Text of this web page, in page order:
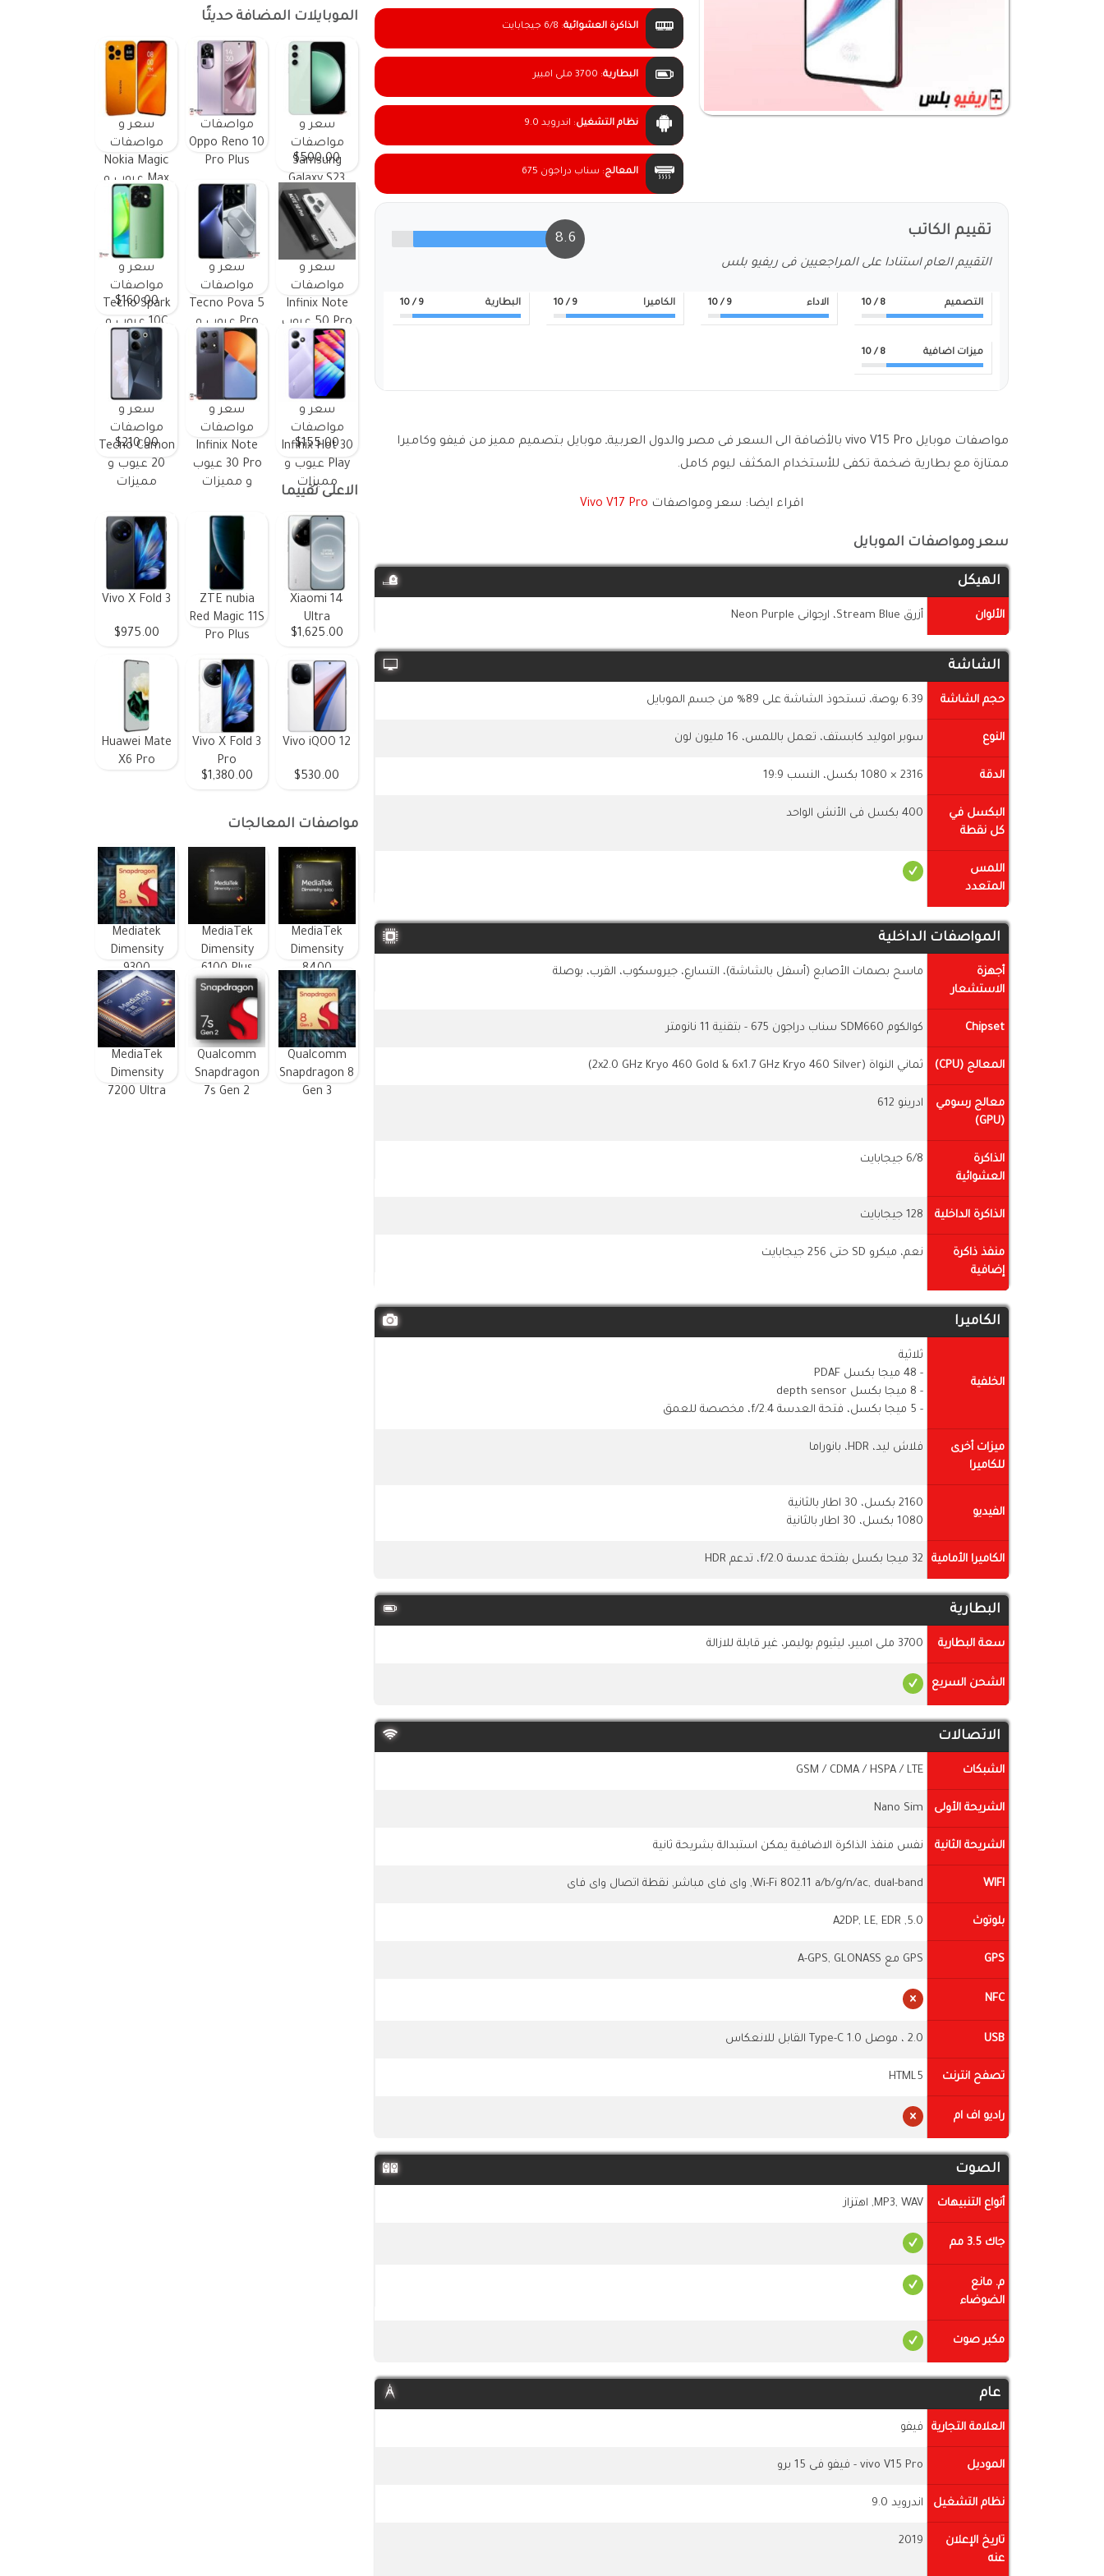
الذاكرة العشوائية: 6/8 جيجابايت
البطارية: 3700 ملى امبير
نظام التشغيل: اندرويد 9.0
المعالج: سناب دراجون 675
تقييم الكاتب
التقييم العام استنادا على المراجعيين فى ريفيو بلس
8.6
التصميم 8
/ 10 الاداء 9
/ 10 الكاميرا 9
/ 10 البطارية 9
/ 10
ميزات اضافية 8
/ 10
مواصفات موبايل vivo V15 Pro بالأضافة الى السعر فى مصر والدول العربيةـ موبايل بتصميم مميز من فيفو وكاميرا
ممتازة مع بطارية ضخمة تكفى للأستخدام المكثف ليوم كامل.
اقراء ايضا: سعر ومواصفات Vivo V17 Pro
سعر ومواصفات الموبايل
الهيكل
الألوان أزرق Stream Blue، ارجوانى Neon Purple
الشاشة
حجم الشاشة 6.39 بوصة، تستحوذ الشاشة على 89% من جسم الموبايل
النوع سوبر اموليد كابستف، تعمل باللمس، 16 مليون لون
الدقة 2316 × 1080 بكسل، النسب 19:9
البكسل في
كل نقطة
400 بكسل فى الأنش الواحد
اللمس
المتعدد
المواصفات الداخلية
أجهزة
الاستشعار
ماسح بصمات الأصابع (أسفل بالشاشة)، التسارع، جيروسكوب، القرب، بوصلة
Chipset كوالكوم SDM660 سناب دراجون 675 - بتقنية 11 نانومتر
المعالج (CPU) ثماني النواة (2x2.0 GHz Kryo 460 Gold & 6x1.7 GHz Kryo 460 Silver)
معالج رسومي
(GPU)
ادرينو 612
الذاكرة
العشوائية
6/8 جيجابايت
الذاكرة الداخلية 128 جيجابايت
منفذ ذاكرة
إضافية
نعم، ميكرو SD حتى 256 جيجابايت
الكاميرا
الخلفية
ثلاثية
- 48 ميجا بكسل PDAF
- 8 ميجا بكسل depth sensor
- 5 ميجا بكسل، فتحة العدسة f/2.4، مخصصة للعمق
ميزات أخرى
للكاميرا
فلاش ليد، HDR، بانوراما
الفيديو
2160 بكسل، 30 اطار بالثانية
1080 بكسل، 30 اطار بالثانية
الكاميرا الأمامية 32 ميجا بكسل بفتحة عدسة f/2.0، تدعم HDR
البطارية
سعة البطارية 3700 ملى امبير، ليثيوم بوليمر، غير قابلة للازالة
الشحن السريع
الاتصالات
الشبكات GSM / CDMA / HSPA / LTE
الشريحة الأولى Nano Sim
الشريحة الثانية نفس منفذ الذاكرة الاضافية يمكن استبدالة بشريحة ثانية
WIFI Wi-Fi 802.11 a/b/g/n/ac, dual-band, واى فاى مباشر, نقطة اتصال واى فاى
بلوتوث 5.0, A2DP, LE, EDR
GPS GPS مع A-GPS, GLONASS
NFC
USB 2.0 ، موصل Type-C 1.0 القابل للانعكاس
تصفح انترنت HTML5
راديو اف ام
الصوت
أنواع التنبيهات MP3, WAV, اهتزاز
جاك 3.5 مم
م. مانع
الضوضاء
مكبر صوت
عام
العلامة التجارية فيفو
الموديل vivo V15 Pro - فيفو فى 15 برو
نظام التشغيل اندرويد 9.0
تاريخ الإعلان
عنه
2019
الموبايلات المضافة حديثًا
سعر و
مواصفات
Samsung
Galaxy S23
FE ومميزات
وعيوب
$500.00
مواصفات
Oppo Reno 10
Pro Plus
سعر و
مواصفات
Nokia Magic
Max عيوب و
مميزات
سعر و
مواصفات
Infinix Note
50 Pro عيوب
و مميزات
سعر و
مواصفات
Tecno Pova 5
Pro عيوب و
مميزات
سعر و
مواصفات
Tecno Spark
10C عيوب و
مميزات
$160.00
سعر و
مواصفات
Infinix Hot 30
Play عيوب و
مميزات
$155.00
سعر و
مواصفات
Infinix Note
30 Pro عيوب
و مميزات
سعر و
مواصفات
Tecno Camon
20 عيوب و
مميزات
$210.00
الاعلى تقييما
Xiaomi 14
Ultra
$1,625.00
ZTE nubia
Red Magic 11S
Pro Plus
Vivo X Fold 3
$975.00
Vivo iQOO 12
$530.00
Vivo X Fold 3
Pro
$1,380.00
Huawei Mate
X6 Pro
مواصفات المعالجات
MediaTek
Dimensity
8400
MediaTek
Dimensity
6100 Plus
Mediatek
Dimensity
9300
Qualcomm
Snapdragon 8
Gen 3
Qualcomm
Snapdragon
7s Gen 2
MediaTek
Dimensity
7200 Ultra